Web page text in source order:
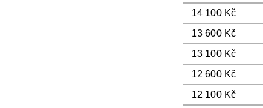
14 100 Kč
13 600 Kč
13 100 Kč
12 600 Kč
12 100 Kč